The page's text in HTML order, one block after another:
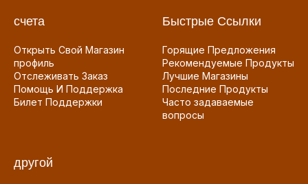
счета
Открыть Свой Магазин
профиль
Отслеживать Заказ
Помощь И Поддержка
Билет Поддержки
Быстрые Ссылки
Горящие Предложения
Рекомендуемые Продукты
Лучшие Магазины
Последние Продукты
Часто задаваемые
вопросы
другой